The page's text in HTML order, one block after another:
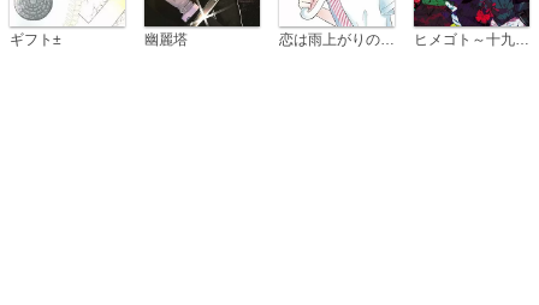
ギフト± 幽麗塔 ヒメゴト～十九歳の制服～